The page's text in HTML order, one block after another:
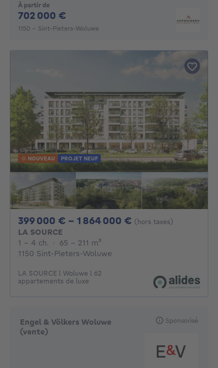
À partir de
702 000 €
1150 - Sint-Pieters-Woluwe
NOUVEAU PROJET NEUF
399 000 € - 1 864 000 € De 399000€ À
(hors taxes)
LA SOURCE
1 - 4 Chambres
1 - 4 ch. · 65 - 211 m²
1150 Sint-Pieters-Woluwe
LA SOURCE l Woluwe l 62
appartements de luxe
Engel & Völkers Woluwe
(vente)
Sponsorisé